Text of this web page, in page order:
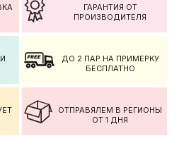
ГАРАНТИЯ ОТ
ПРОИЗВОДИТЕЛЯ
ДО 2 ПАР НА ПРИМЕРКУ
БЕСПЛАТНО
ОТПРАВЯЛЕМ В РЕГИОНЫ
ОТ 1 ДНЯ